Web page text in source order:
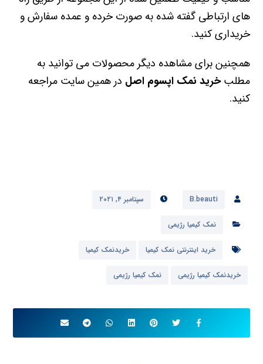
های ارتباطی گفته شده به صورت خرده و عمده سفارش و
خریداری کنید.
همچنین برای مشاهده دیگر محصولات می توانید به
مطلبخرید نمک اپسوم اصل در همین سایت مراجعه
کنید.
B.beauti سپتامبر ۴, ۲۰۲۱
نمک کیمیا رژیمی
خرید اینترنتی نمک کیمیا خریدنمک کیمیا
خریدنمک کیمیا رژیمی نمک کیمیا رژیمی